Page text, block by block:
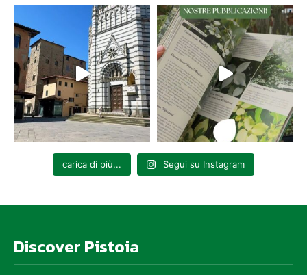
carica di più... Segui su Instagram
Discover Pistoia